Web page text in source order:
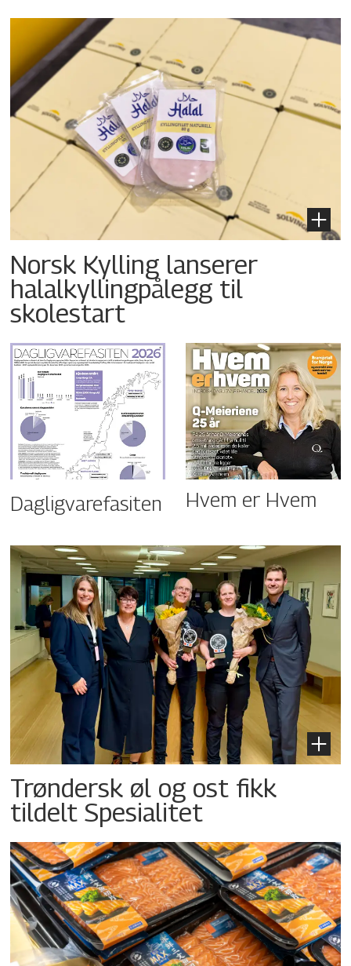
Norsk Kylling lanserer
halalkyllingpålegg til
skolestart
Dagligvarefasiten Hvem er Hvem
Trøndersk øl og ost fikk
tildelt Spesialitet